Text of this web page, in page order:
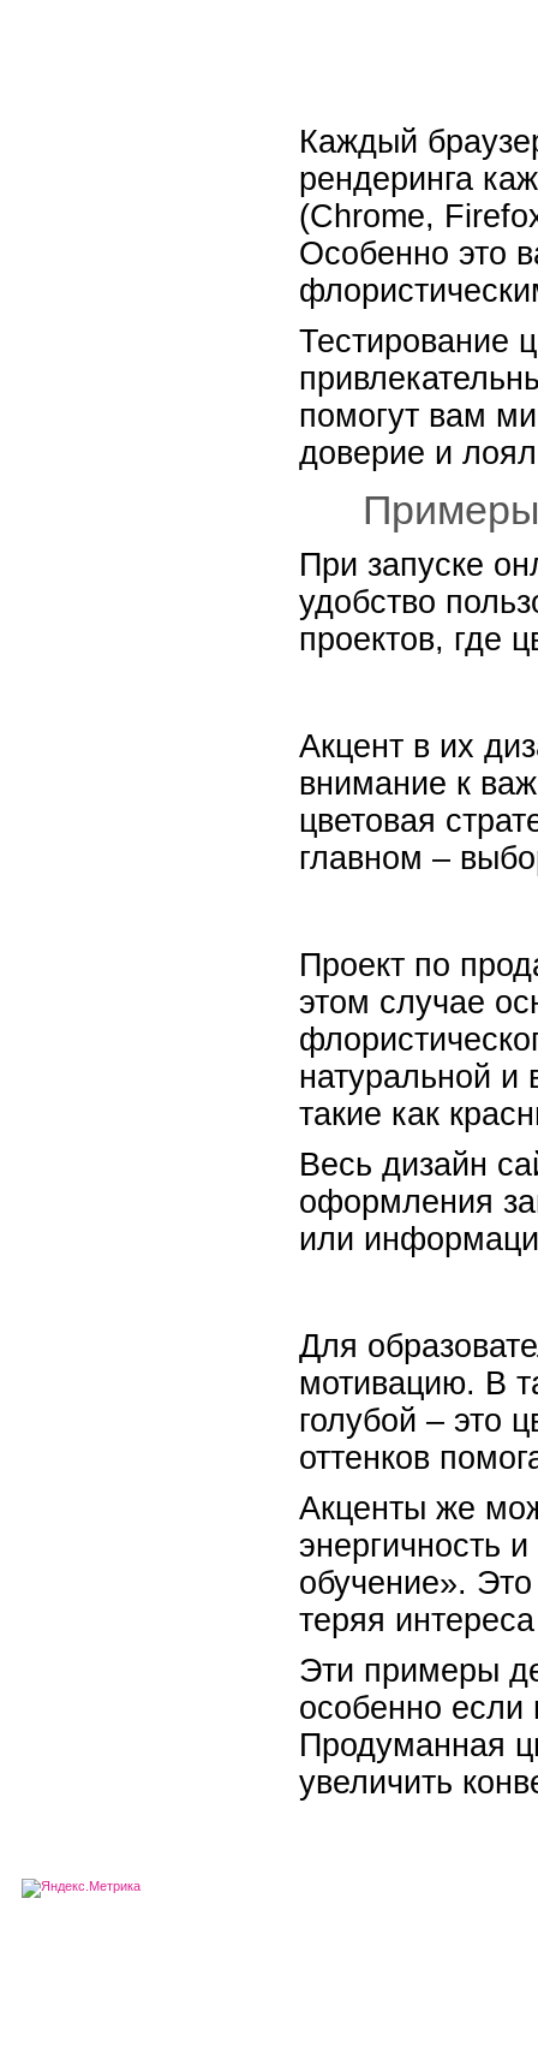
Каждый
рендеринга
(Chrome,
Особенно это
Тестирование
помогут вам
доверие и
Примеры
При запуске
удобство
проектов, где
Акцент в их
внимание к
цветовая
главном –
Проект по
этом случае
натуральной и
такие как
Весь дизайн
оформления
или
Для
мотивацию. В
голубой – это
оттенков
Акценты же
энергичность
обучение».
теряя
Эти примеры
особенно если
Продуманная
увеличить